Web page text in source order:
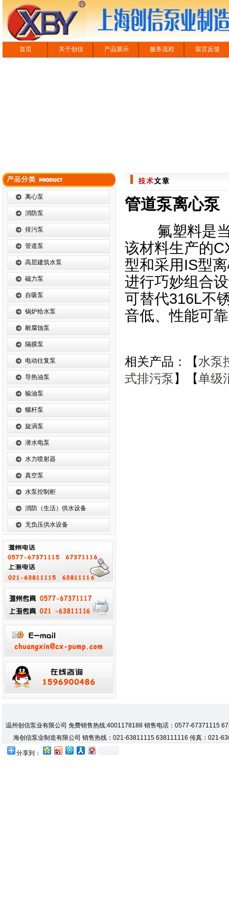
首页 关于创信 产品展示 服务流程 留言反馈
离心泵
消防泵
排污泵
管道泵
高层建筑水泵
磁力泵
自吸泵
锅炉给水泵
耐腐蚀泵
隔膜泵
电动往复泵
导热油泵
输油泵
螺杆泵
旋涡泵
潜水电泵
水力喷射器
真空泵
水泵控制柜
消防（生活）供水设备
无负压供水设备
管道泵离心泵
氟塑料是当
该材料生产的
型和采用IS型
进行巧妙组合
可替代316L不
音低、性能可
相关产品：【水泵
式排污泵 】【单级
温州创信泵业有限公司 免费销售热线:4001178188 销售电话：0577-67371115
海创信泵业制造有限公司 销售热线：021-63811115 638111116 传真：021-
分享到：